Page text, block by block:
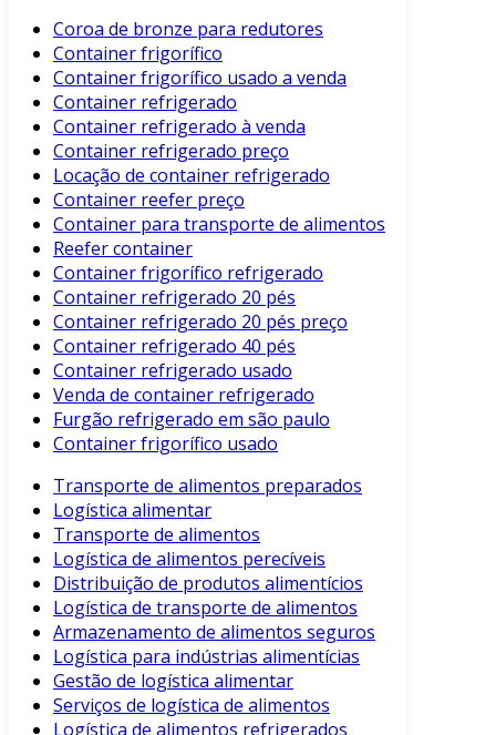
Coroa de bronze para redutores
Container frigorífico
Container frigorífico usado a venda
Container refrigerado
Container refrigerado à venda
Container refrigerado preço
Locação de container refrigerado
Container reefer preço
Container para transporte de alimentos
Reefer container
Container frigorífico refrigerado
Container refrigerado 20 pés
Container refrigerado 20 pés preço
Container refrigerado 40 pés
Container refrigerado usado
Venda de container refrigerado
Furgão refrigerado em são paulo
Container frigorífico usado
Transporte de alimentos preparados
Logística alimentar
Transporte de alimentos
Logística de alimentos perecíveis
Distribuição de produtos alimentícios
Logística de transporte de alimentos
Armazenamento de alimentos seguros
Logística para indústrias alimentícias
Gestão de logística alimentar
Serviços de logística de alimentos
Logística de alimentos refrigerados